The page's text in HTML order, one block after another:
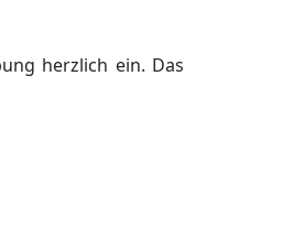
herzlich ein. Das